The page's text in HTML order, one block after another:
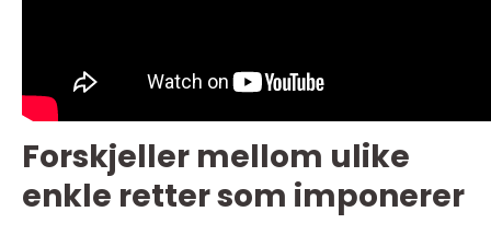
Forskjeller mellom ulike
enkle retter som imponerer